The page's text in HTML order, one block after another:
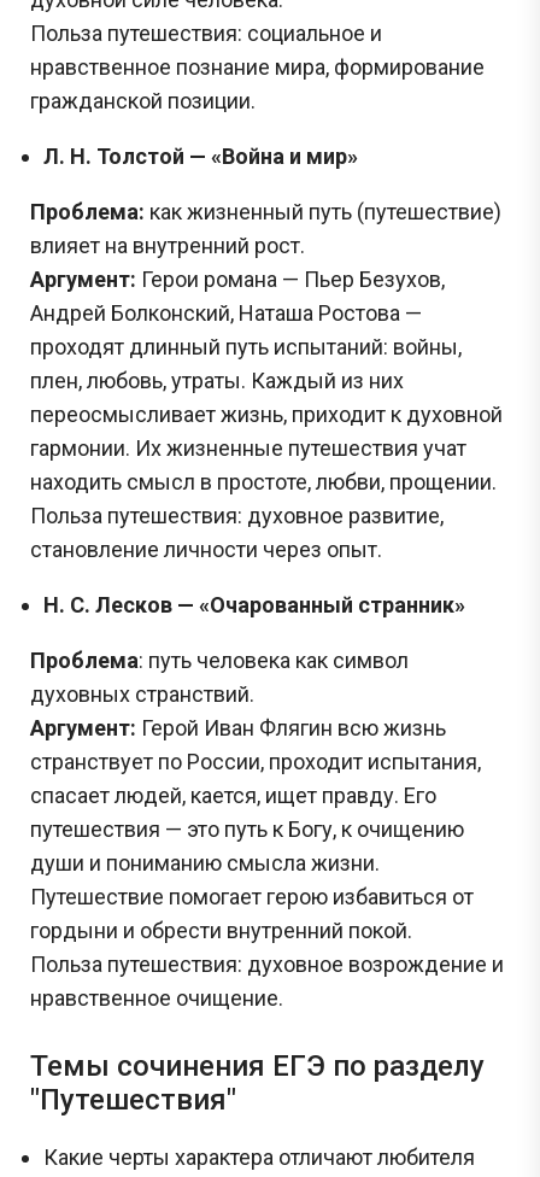
Польза путешествия: социальное и
нравственное познание мира, формирование
гражданской позиции.
Л. Н. Толстой — «Война и мир»
Проблема: как жизненный путь (путешествие)
влияет на внутренний рост.
Аргумент: Герои романа — Пьер Безухов,
Андрей Болконский, Наташа Ростова —
проходят длинный путь испытаний: войны,
плен, любовь, утраты. Каждый из них
переосмысливает жизнь, приходит к духовной
гармонии. Их жизненные путешествия учат
находить смысл в простоте, любви, прощении.
Польза путешествия: духовное развитие,
становление личности через опыт.
Н. С. Лесков — «Очарованный странник»
Проблема: путь человека как символ
духовных странствий.
Аргумент: Герой Иван Флягин всю жизнь
странствует по России, проходит испытания,
спасает людей, кается, ищет правду. Его
путешествия — это путь к Богу, к очищению
души и пониманию смысла жизни.
Путешествие помогает герою избавиться от
гордыни и обрести внутренний покой.
Польза путешествия: духовное возрождение и
нравственное очищение.
Темы сочинения ЕГЭ по разделу
"Путешествия"
Какие черты характера отличают любителя